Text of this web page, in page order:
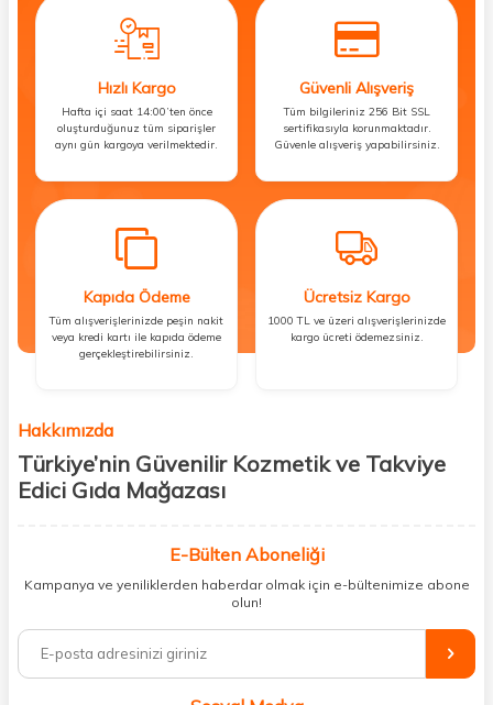
Hızlı Kargo
Hafta içi saat 14:00’ten önce
oluşturduğunuz tüm siparişler
aynı gün kargoya verilmektedir.
Güvenli Alışveriş
Tüm bilgileriniz 256 Bit SSL
sertifikasıyla korunmaktadır.
Güvenle alışveriş yapabilirsiniz.
Kapıda Ödeme
Tüm alışverişlerinizde peşin nakit
veya kredi kartı ile kapıda ödeme
gerçekleştirebilirsiniz.
Ücretsiz Kargo
1000 TL ve üzeri alışverişlerinizde
kargo ücreti ödemezsiniz.
Hakkımızda
Türkiye’nin Güvenilir Kozmetik ve Takviye
Edici Gıda Mağazası
kişisel bakım hem de takviye edici gıda ürünlerini sizlerle
buluşturuyoruz. Artık mağaza mağaza dolaşmanıza gerek yok;
ihtiyacınız olan her şeyi tek bir çatı altında topluyor ve kapınıza kadar
%100 orijinal kozmetik ve sağlık ürünleriyle güzelliğinizi tamamlayabilir,
vücudunuzu desteklemek için güvenilir takviye edici gıdalara
E-Bülten Aboneliği
Kampanya ve yeniliklerden haberdar olmak için e-bültenimize abone
olun!